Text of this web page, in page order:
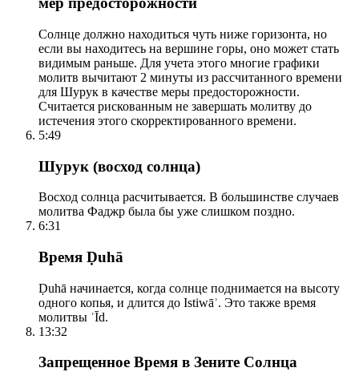
Солнце должно находиться чуть ниже горизонта, но
если вы находитесь на вершине горы, оно может стать
видимым раньше. Для учета этого многие графики
молитв вычитают 2 минуты из рассчитанного времени
для Шурук в качестве меры предосторожности.
Считается рискованным не завершать молитву до
истечения этого скорректированного времени.
5:49
Шурук (восход солнца)
Восход солнца расчитывается. В большинстве случаев
молитва Фаджр была бы уже слишком поздно.
6:31
Время Ḍuhā
Ḍuhā начинается, когда солнце поднимается на высоту
одного копья, и длится до Istiwāʾ. Это также время
молитвы ʿĪd.
13:32
Запрещенное Время в Зените Солнца